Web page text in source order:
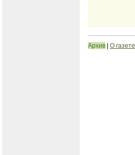
Архив О газете